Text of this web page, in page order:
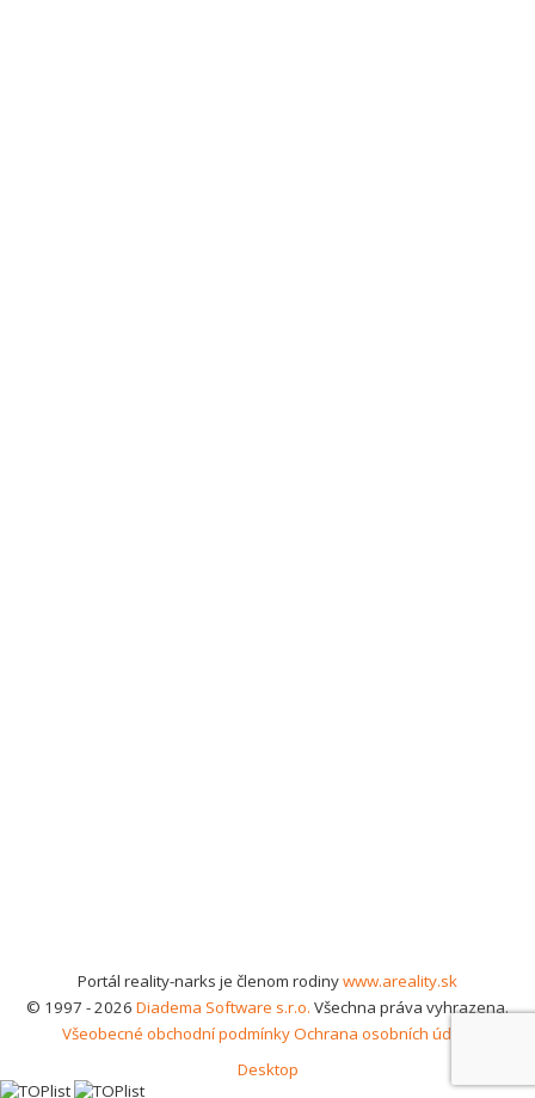
Portál reality-narks je členom rodinywww.areality.sk
© 1997 - 2026 Diadema Software s.r.o. Všechna práva vyhrazena.
Všeobecné obchodní podmínkyOchrana osobních údajů
Desktop